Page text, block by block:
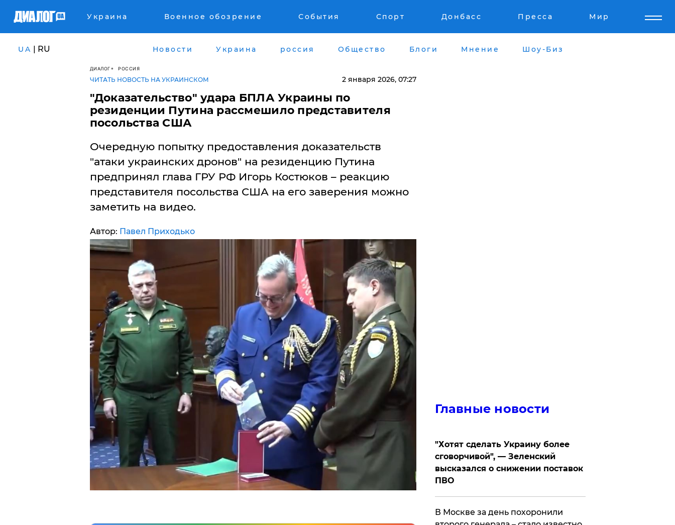
Украина Военное обозрение События Спорт Донбасс Пресса Мир
UA | RU Новости Украина россия Общество Блоги Мнение Шоу-Биз
ДИАЛОГ РОССИЯ
ЧИТАТЬ НОВОСТЬ НА УКРАИНСКОМ 2 января 2026, 07:27
"Доказательство" удара БПЛА Украины по
резиденции Путина рассмешило представителя
посольства США
Очередную попытку предоставления доказательств
"атаки украинских дронов" на резиденцию Путина
предпринял глава ГРУ РФ Игорь Костюков – реакцию
представителя посольства США на его заверения можно
заметить на видео.
Автор: Павел Приходько
Главные новости
​"Хотят сделать Украину более
сговорчивой", — Зеленский
высказался о снижении поставок
ПВО
В Москве за день похоронили